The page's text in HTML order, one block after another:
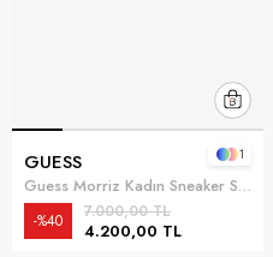
GUESS
Guess Morriz Kadın Sneaker Siyah
4.200,00 TL
7.000,00 TL
%40
1